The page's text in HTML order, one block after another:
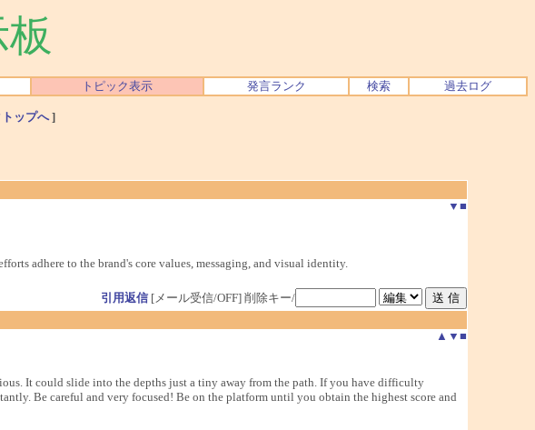
トピック表示 発言ランク 検索 過去ログ
ップへ]
▼ ■
adhere to the brand's core values, messaging, and visual identity.
引用返信[メール受信/OFF] 削除キー/
▲ ▼ ■
It could slide into the depths just a tiny away from the path. If you have difficulty
Be careful and very focused! Be on the platform until you obtain the highest score and